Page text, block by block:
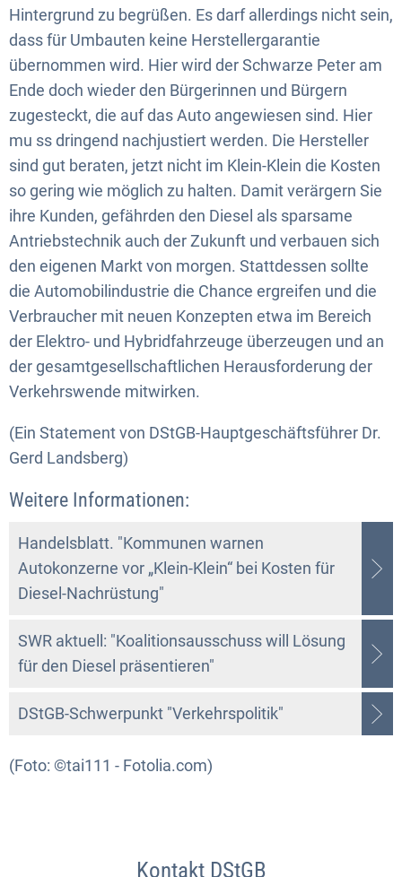
Hintergrund zu begrüßen. Es darf allerdings nicht sein,
dass für Umbauten keine Herstellergarantie
übernommen wird. Hier wird der Schwarze Peter am
Ende doch wieder den Bürgerinnen und Bürgern
zugesteckt, die auf das Auto angewiesen sind. Hier
mu ss dringend nachjustiert werden. Die Hersteller
sind gut beraten, jetzt nicht im Klein-Klein die Kosten
so gering wie möglich zu halten. Damit verärgern Sie
ihre Kunden, gefährden den Diesel als sparsame
Antriebstechnik auch der Zukunft und verbauen sich
den eigenen Markt von morgen. Stattdessen sollte
die Automobilindustrie die Chance ergreifen und die
Verbraucher mit neuen Konzepten etwa im Bereich
der Elektro- und Hybridfahrzeuge überzeugen und an
der gesamtgesellschaftlichen Herausforderung der
Verkehrswende mitwirken.
(Ein Statement von DStGB-Hauptgeschäftsführer Dr.
Gerd Landsberg)
Weitere Informationen:
Handelsblatt. "Kommunen warnen
Autokonzerne vor „Klein-Klein“ bei Kosten für
Diesel-Nachrüstung"
SWR aktuell: "Koalitionsausschuss will Lösung
für den Diesel präsentieren"
DStGB-Schwerpunkt "Verkehrspolitik"
(Foto: ©tai111 - Fotolia.com)
Kontakt DStGB